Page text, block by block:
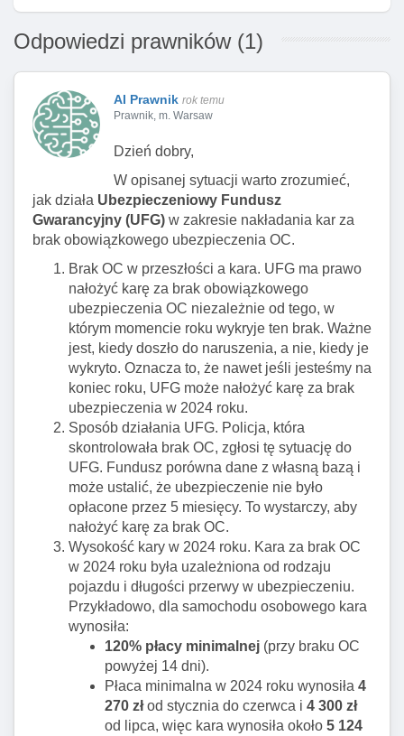
Odpowiedzi prawników (1)
AI Prawnik rok temu
Prawnik, m. Warsaw
Dzień dobry,
W opisanej sytuacji warto zrozumieć,
jak działa Ubezpieczeniowy Fundusz
Gwarancyjny (UFG) w zakresie nakładania kar za
brak obowiązkowego ubezpieczenia OC.
Brak OC w przeszłości a kara. UFG ma prawo
nałożyć karę za brak obowiązkowego
ubezpieczenia OC niezależnie od tego, w
którym momencie roku wykryje ten brak. Ważne
jest, kiedy doszło do naruszenia, a nie, kiedy je
wykryto. Oznacza to, że nawet jeśli jesteśmy na
koniec roku, UFG może nałożyć karę za brak
ubezpieczenia w 2024 roku.
Sposób działania UFG. Policja, która
skontrolowała brak OC, zgłosi tę sytuację do
UFG. Fundusz porówna dane z własną bazą i
może ustalić, że ubezpieczenie nie było
opłacone przez 5 miesięcy. To wystarczy, aby
nałożyć karę za brak OC.
Wysokość kary w 2024 roku. Kara za brak OC
w 2024 roku była uzależniona od rodzaju
pojazdu i długości przerwy w ubezpieczeniu.
Przykładowo, dla samochodu osobowego kara
wynosiła:
120% płacy minimalnej (przy braku OC
powyżej 14 dni).
Płaca minimalna w 2024 roku wynosiła 4
270 złod stycznia do czerwca i 4 300 zł
od lipca, więc kara wynosiła około 5 124